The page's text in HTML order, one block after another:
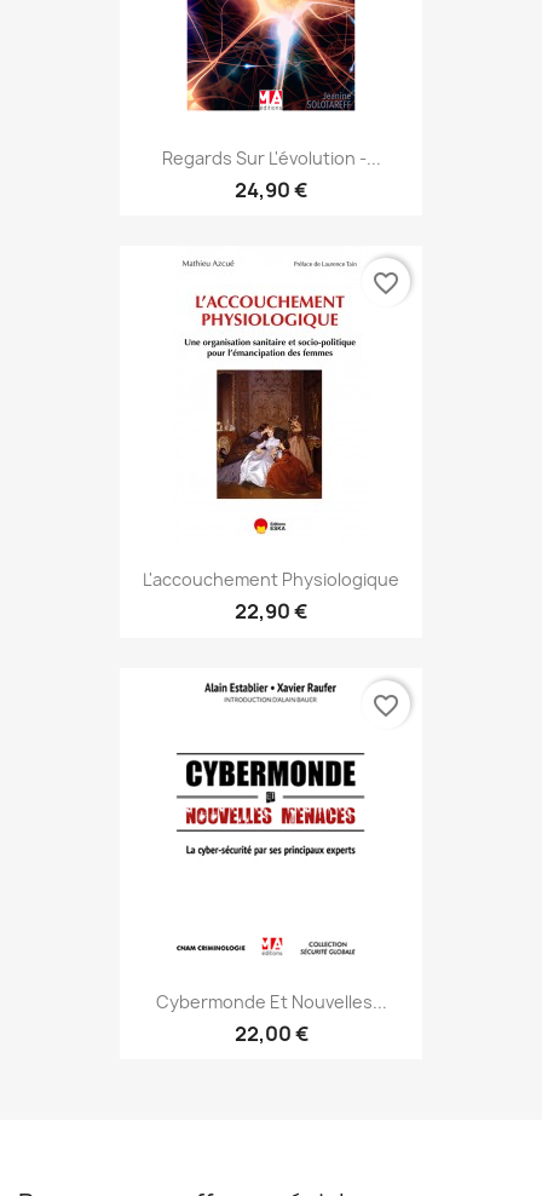
Regards Sur L'évolution -...
24,90 €
L'accouchement Physiologique
22,90 €
favorite_border
Cybermonde Et Nouvelles...
22,00 €
favorite_border